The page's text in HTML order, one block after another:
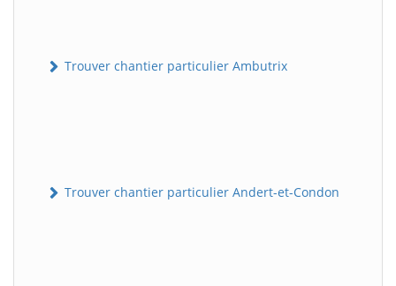
Trouver chantier particulier Ambutrix
Trouver chantier particulier Andert-et-Condon